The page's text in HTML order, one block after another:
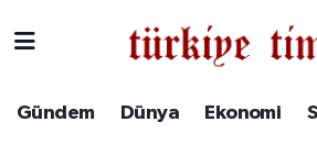
Gündem Dünya Ekonomi